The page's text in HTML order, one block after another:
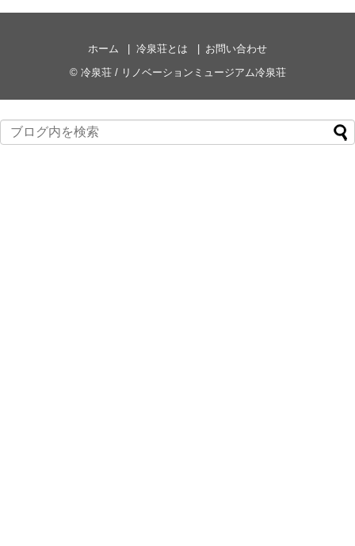
ホーム 冷泉荘とは
お問い合わせ
© 冷泉荘 / リノベーションミュージアム冷泉荘